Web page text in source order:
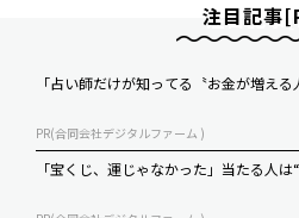
注目記事
「占い師だけが知ってる〝お金が増える
PR(合同会社デジタルファーム )
「宝くじ、運じゃなかった」当たる人は